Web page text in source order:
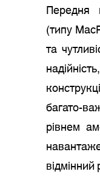
Передня
(типу
та
багато-
рівнем